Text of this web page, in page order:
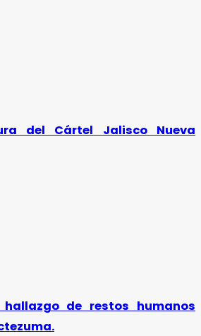
del Cártel Jalisco Nueva
hallazgo de restos humanos